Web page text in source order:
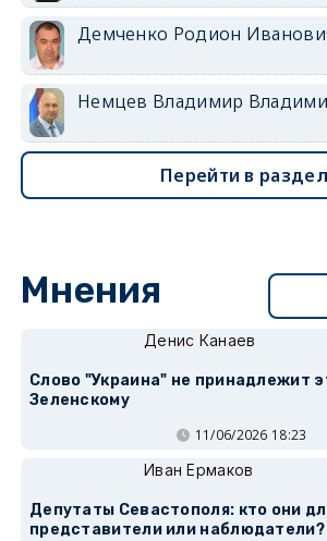
Демченко Родион
Немцев Владимир
Перейти в раздел
Мнения
Денис Канаев
Слово "Украина" не принадлежит
Зеленскому
11/06/2026 18:23
Иван Ермаков
Депутаты Севастополя: кто они
представители или наблюдатели?